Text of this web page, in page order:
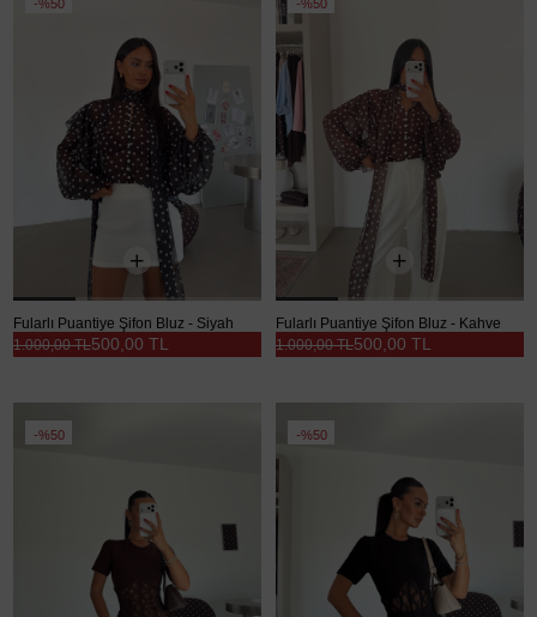
%50
Fularlı Puantiye Şifon Bluz - Siyah
500,00 TL
1.000,00 TL
%50
Fularlı Puantiye Şifon Bluz - Kahve
500,00 TL
1.000,00 TL
%50 %50